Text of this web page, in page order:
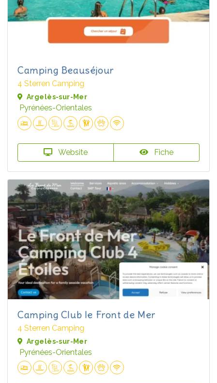
Camping Beauséjour
4 Sterren Camping
Argelès-sur-Mer
Pyrénées-Orientales
Website Fiche
Camping Club le Front de Mer
4 Sterren Camping
Argelès-sur-Mer
Pyrénées-Orientales